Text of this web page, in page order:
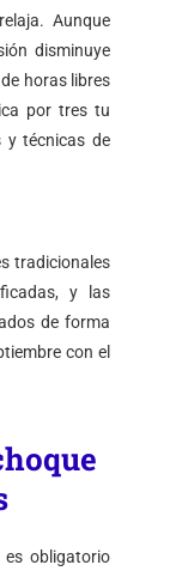
Aunque
disminuye
horas libres
por tres tu
y técnicas de
tradicionales
y las
de forma
con el
es obligatorio